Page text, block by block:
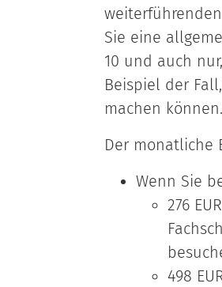
Sie eine
10 und auch
Beispiel der
machen können.
Der monatliche
Wenn Sie
276
498